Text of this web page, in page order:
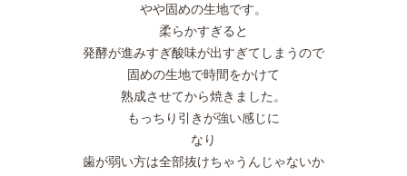
やや固めの生地です。
柔らかすぎると
発酵が進みすぎ酸味が出すぎてしまうので
固めの生地で時間をかけて
熟成させてから焼きました。
もっちり引きが強い感じに
なり
歯が弱い方は全部抜けちゃうんじゃないか